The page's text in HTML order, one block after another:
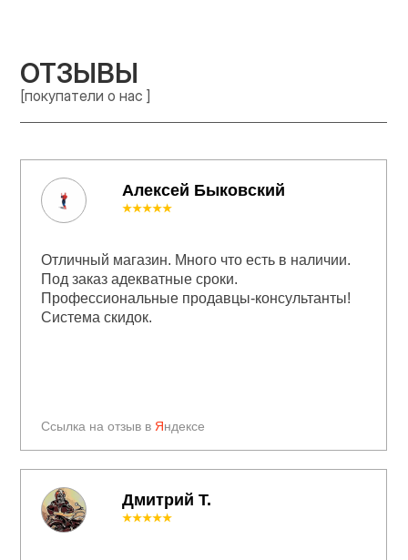
ОТЗЫВЫ
[покупатели о нас ]
Алексей Быковский
Ссылка на отзыв в Яндексе
★★★★★
Отличный магазин. Много что есть в наличии.
Под заказ адекватные сроки.
Профессиональные продавцы-консультанты!
Система скидок.
★★★★★
Дмитрий Т.